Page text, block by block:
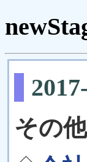
その他